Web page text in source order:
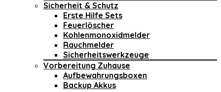
Sicherheit & Schutz
Erste Hilfe Sets
Feuerlöscher
Kohlenmonoxidmelder
Rauchmelder
Sicherheitswerkzeuge
Vorbereitung Zuhause
Aufbewahrungsboxen
Backup Akkus